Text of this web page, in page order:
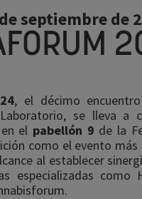
septiembre de
, el décimo
se lleva a
el pabellón 9 de la
como el evento
al establecer
especializadas como